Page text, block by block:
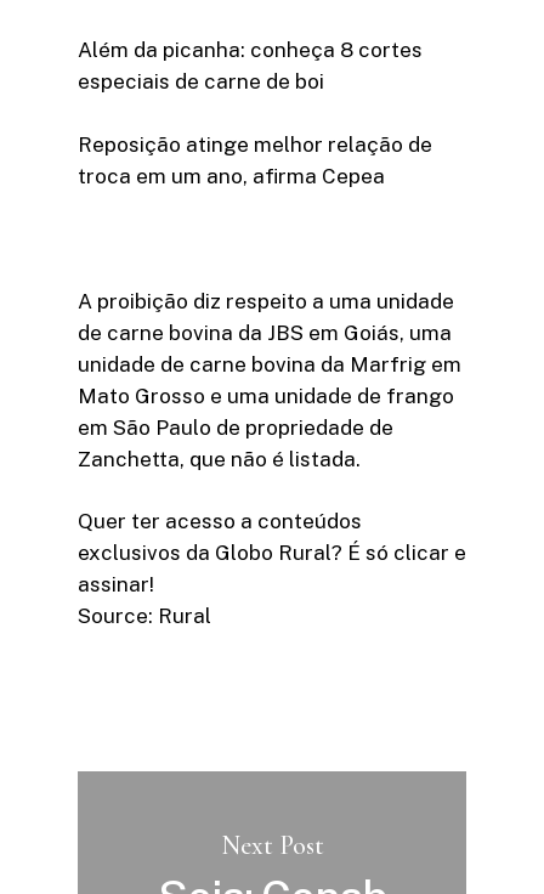
Além da picanha: conheça 8 cortes
especiais de carne de boi
Reposição atinge melhor relação de
troca em um ano, afirma Cepea
A proibição diz respeito a uma unidade
de carne bovina da JBS em Goiás, uma
unidade de carne bovina da Marfrig em
Mato Grosso e uma unidade de frango
em São Paulo de propriedade de
Zanchetta, que não é listada.
Quer ter acesso a conteúdos
exclusivos da Globo Rural? É só clicar e
assinar!​
Source: Rural
Next Post